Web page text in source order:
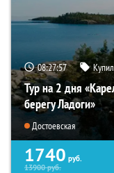
08:27:56
Тур на 2 дня
берегу Ладоги»
Достоевская
1740 руб.
13900руб.